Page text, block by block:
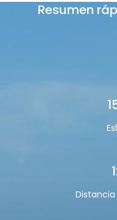
Resumen